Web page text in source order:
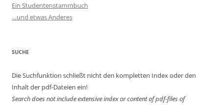
Ein Studentenstammbuch
…und etwas Anderes
SUCHE
Die Suchfunktion schließt nicht den kompletten Index oder den
Inhalt der pdf-Dateien ein!
Search does not include extensive index or content ofpdf-files of